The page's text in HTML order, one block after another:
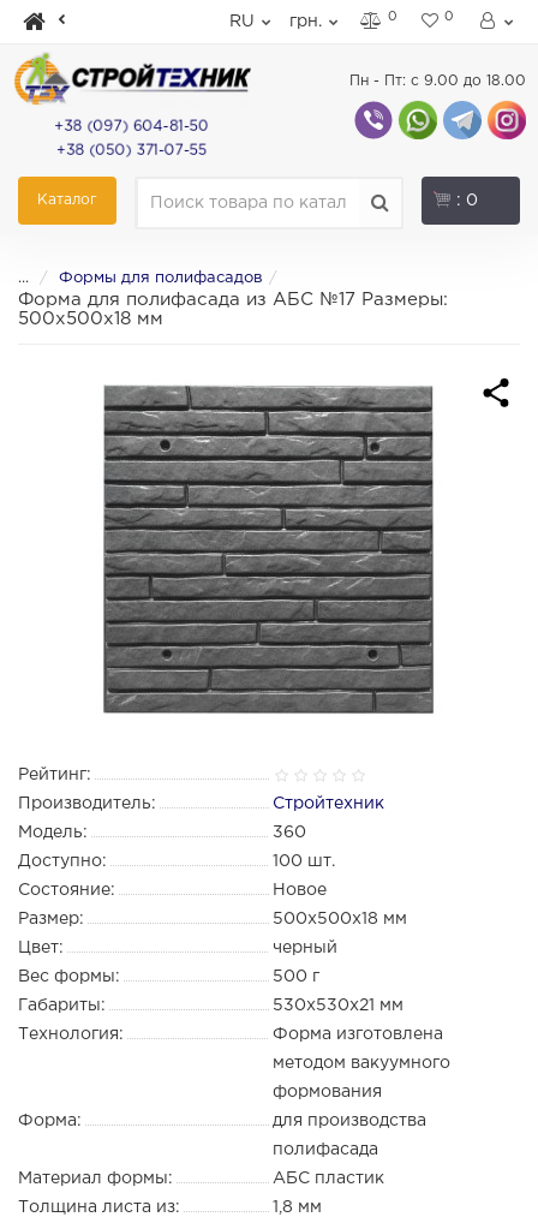
RU грн. 0 0
+38 (097) 604-81-50
+38 (050) 371-07-55
Пн - Пт: с 9.00 до 18.00
Каталог : 0
... Формы для полифасадов
Форма для полифасада из АБС №17 Размеры:
500х500х18 мм
Рейтинг:
Производитель:
Стройтехник
Модель:
360
Доступно:
100 шт.
Состояние:
Новое
Размер:
500x500x18 мм
Цвет:
черный
Вес формы:
500 г
Габариты:
530х530х21 мм
Технология:
Форма изготовлена
методом вакуумного
формования
Форма:
для производства
полифасада
Материал формы:
АБС пластик
Толщина листа из:
1,8 мм